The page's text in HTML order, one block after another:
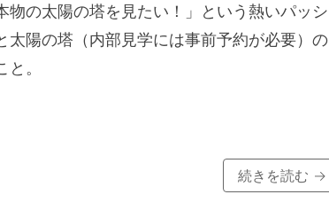
物の太陽の塔を見たい！」という熱いパッシ
太陽の塔（内部見学には事前予約が必要）の
。
続きを読む →